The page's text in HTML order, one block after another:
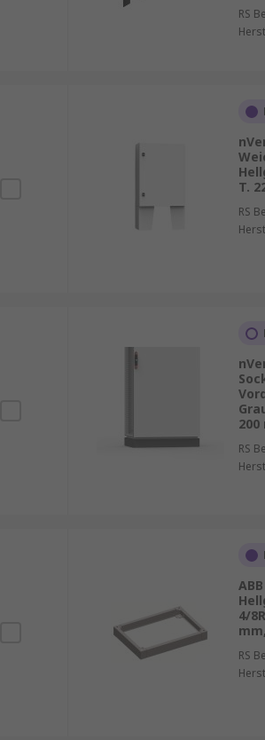
RS
T.
RS
200
RS
4/
RS